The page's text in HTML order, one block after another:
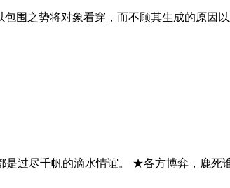
围之势将对象看穿，而不顾其生成的原因
过尽千帆的滴水情谊。 ★各方博弈，鹿死